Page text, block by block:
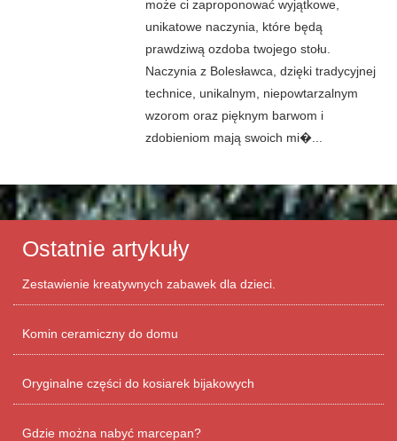
może ci zaproponować wyjątkowe,
unikatowe naczynia, które będą
prawdziwą ozdoba twojego stołu.
Naczynia z Bolesławca, dzięki tradycyjnej
technice, unikalnym, niepowtarzalnym
wzorom oraz pięknym barwom i
zdobieniom mają swoich mi�...
Ostatnie artykuły
Zestawienie kreatywnych zabawek dla dzieci.
Komin ceramiczny do domu
Oryginalne części do kosiarek bijakowych
Gdzie można nabyć marcepan?